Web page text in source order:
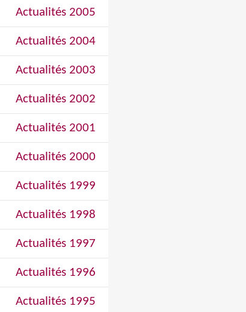
Actualités 2005
Actualités 2004
Actualités 2003
Actualités 2002
Actualités 2001
Actualités 2000
Actualités 1999
Actualités 1998
Actualités 1997
Actualités 1996
Actualités 1995